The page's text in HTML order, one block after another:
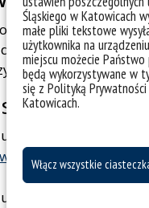
Śląskiego w Katowicach
małe pliki tekstowe
użytkownika na
miejscu możecie
będą wykorzystywane w
się z Polityką
Katowicach.
Włącz wszystkie
formularzu,
doktorantów
teologicznych i
teologicznych i